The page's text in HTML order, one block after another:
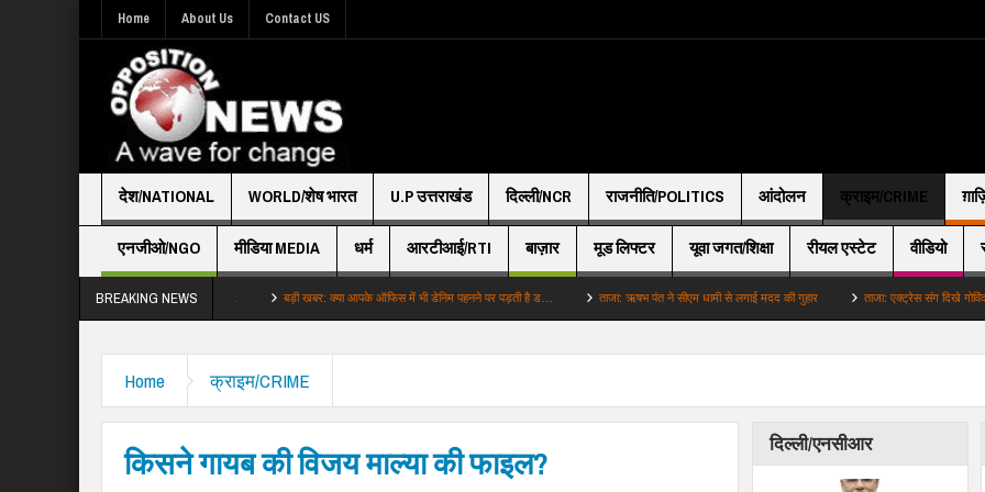
Home About Us Contact US
देश/NATIONAL WORLD/शेष भारत U.P उत्तराखंड दिल्ली/NCR राजनीति/POLITICS आंदोलन क्राइम/CRIME
एनजीओ/NGO मीडिया MEDIA धर्म आरटीआई/RTI बाज़ार मूड लिफ्टर यूवा जगत/शिक्षा रीयल एस्टेट वीडियो
BREAKING NEWS
जरूरी या मजबूरी अमेरिका तो नहीं कर … बड़ी खबर: क्या आपके ऑफिस में भी डेनिम पहनने पर पड़ती है ड… ताजा: ऋषभ पंत ने सीएम धामी से लगाई मदद की गुहार ताजा: एक्ट्रेस संग दिखे गोविंदा होने लगे
Home क्राइम/CRIME
किसने गायब की विजय माल्या की फाइल? दिल्ली/एनसीआर